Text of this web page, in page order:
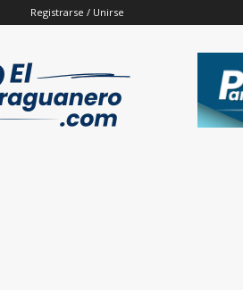
Registrarse / Unirse